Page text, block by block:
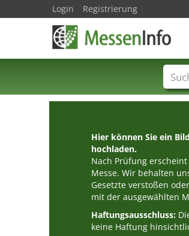
Hier können Sie ein
hochladen.
Nach Prüfung
Messe. Wir behalten
Gesetzte verstoßen
mit der ausgewählten
Haftungsausschluss:
keine Haftung
Login Registrierung